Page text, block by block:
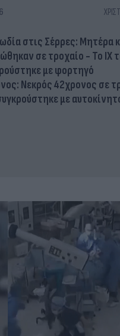
στις Σέρρες: Μητέρα
σε τροχαίο - Το ΙΧ
με φορτηγό
Νεκρός 42χρονος σε
με